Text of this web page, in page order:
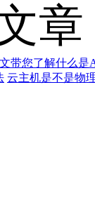
章
带您了解什么是
云主机是不是物